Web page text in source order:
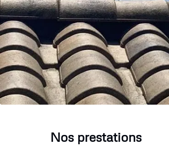
Nos prestations